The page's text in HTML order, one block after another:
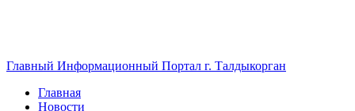
Главный Информационный Портал г. Талдыкорган
Главная
Новости